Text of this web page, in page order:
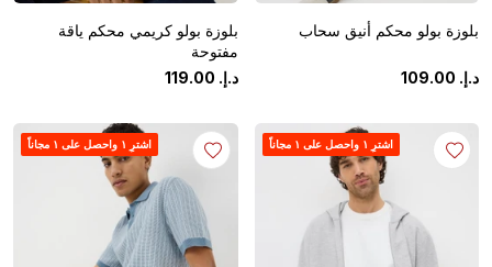
بلوزة بولو محكم أنيق سحاب
د.إ. 109.00
بلوزة بولو كريمي محكم ياقة
مفتوحة
د.إ.
119.00
اشترِ ١ واحصل على ١ مجاناً اشترِ ١ واحصل على ١ مجاناً